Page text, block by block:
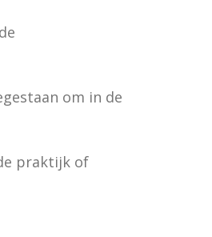
om in de
praktijk of